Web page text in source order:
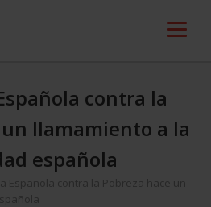
contra la
llamamiento a la
española
Española contra la Pobreza hace un